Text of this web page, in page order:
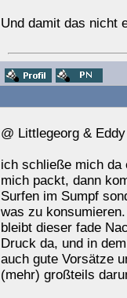
Und damit das nicht
@ Littlegeorg & Eddy
ich schließe mich da
mich packt, dann
Surfen im Sumpf
was zu
bleibt dieser fade
Druck da, und in
auch gute Vorsätze
(mehr) großteils